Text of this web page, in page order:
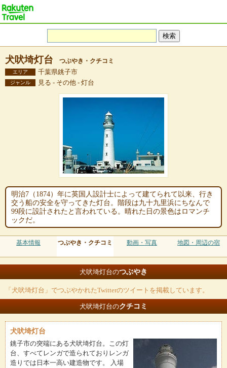
犬吠埼灯台 つぶやき・クチコミ
エリア 千葉県銚子市
ジャンル 見る - その他 - 灯台
明治7（1874）年に英国人設計士によって建てられて以来、行き
交う船の安全を守ってきた灯台。階段は九十九里浜にちなんで
99段に設計されたと言われている。晴れた日の景色はロマンチ
ックだ。
基本情報 つぶやき・クチコミ 動画・写真 地図・周辺の宿
犬吠埼灯台のつぶやき
「犬吠埼灯台」でつぶやかれたTwitterのツイートを掲載しています。
犬吠埼灯台のクチコミ
犬吠埼灯台
銚子市の突端にある犬吠埼灯台。この灯
台、すべてレンガで造られておりレンガ
造りでは日本一高い建造物です。 入場